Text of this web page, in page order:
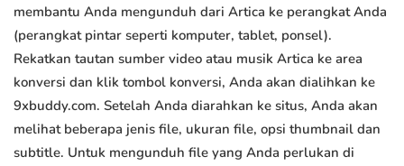
membantu Anda mengunduh dari Artica ke perangkat Anda
(perangkat pintar seperti komputer, tablet, ponsel).
Rekatkan tautan sumber video atau musik Artica ke area
konversi dan klik tombol konversi, Anda akan dialihkan ke
9xbuddy.com. Setelah Anda diarahkan ke situs, Anda akan
melihat beberapa jenis file, ukuran file, opsi thumbnail dan
subtitle. Untuk mengunduh file yang Anda perlukan di